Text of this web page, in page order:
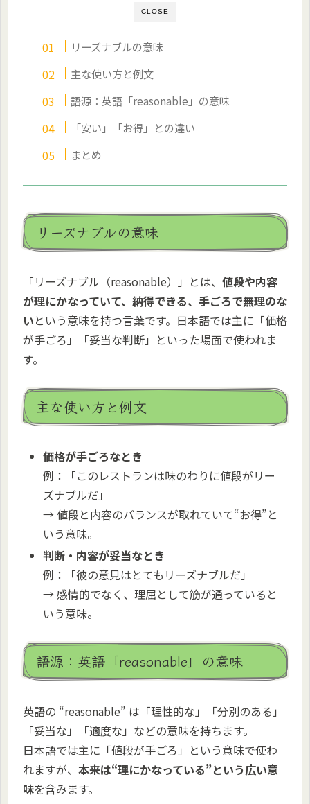
CLOSE
リーズナブルの意味
主な使い方と例文
語源：英語「reasonable」の意味
「安い」「お得」との違い
まとめ
リーズナブルの意味
「リーズナブル（reasonable）」とは、 値段や内容
が理にかなっていて、納得できる、手ごろで無理のな
いという意味を持つ言葉です。日本語では主に「価格
が手ごろ」「妥当な判断」といった場面で使われま
す。
主な使い方と例文
価格が手ごろなとき
例：「このレストランは味のわりに値段がリー
ズナブルだ」
→ 値段と内容のバランスが取れていて“お得”と
いう意味。
判断・内容が妥当なとき
例：「彼の意見はとてもリーズナブルだ」
→ 感情的でなく、理屈として筋が通っていると
いう意味。
語源：英語「reasonable」の意味
英語の “reasonable” は「理性的な」「分別のある」
「妥当な」「適度な」などの意味を持ちます。
日本語では主に「値段が手ごろ」という意味で使わ
れますが、 本来は“理にかなっている”という広い意
味を含みます。